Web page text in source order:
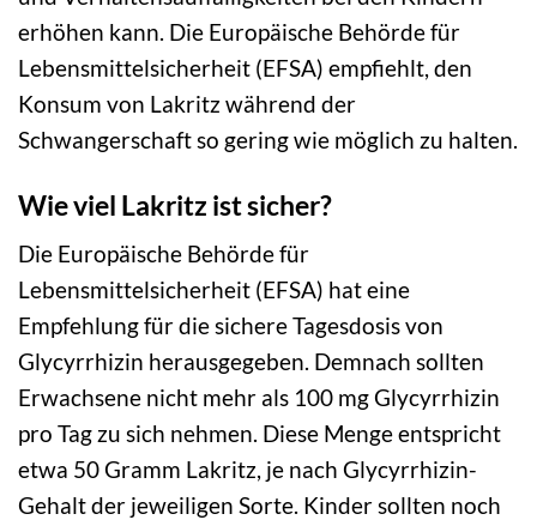
erhöhen kann. Die Europäische Behörde für
Lebensmittelsicherheit (EFSA) empfiehlt, den
Konsum von Lakritz während der
Schwangerschaft so gering wie möglich zu halten.
Wie viel Lakritz ist sicher?
Die Europäische Behörde für
Lebensmittelsicherheit (EFSA) hat eine
Empfehlung für die sichere Tagesdosis von
Glycyrrhizin herausgegeben. Demnach sollten
Erwachsene nicht mehr als 100 mg Glycyrrhizin
pro Tag zu sich nehmen. Diese Menge entspricht
etwa 50 Gramm Lakritz, je nach Glycyrrhizin-
Gehalt der jeweiligen Sorte. Kinder sollten noch